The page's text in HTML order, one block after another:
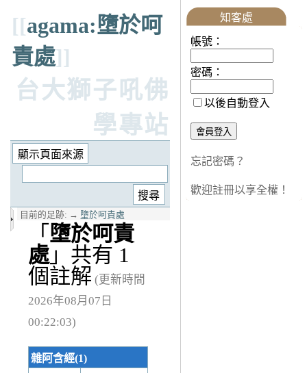
[[agama:墮於呵
責處]]
台大獅子吼佛
學專站
目前的足跡: → 墮於呵責處
「 墮於呵責
處 」共有 1
個註解 (更新時間
2026年08月07日
00:22:03)
雜阿含經(1)
知客處
帳號：
密碼：
以後自動登入
忘記密碼？
歡迎註冊以享全權！